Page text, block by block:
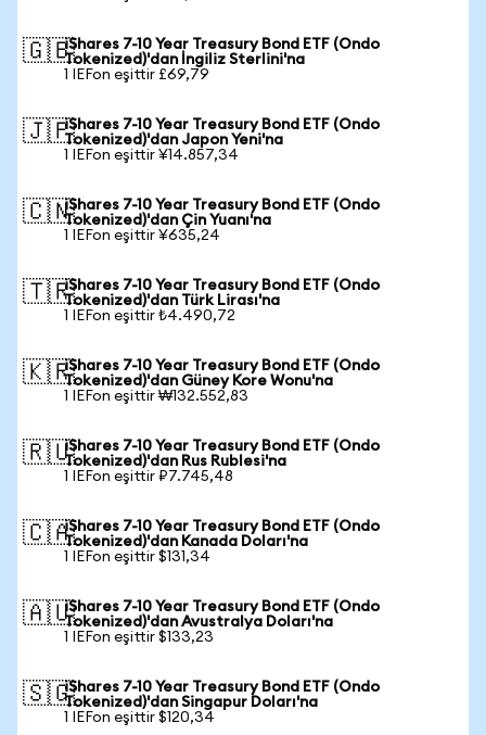
🇬🇧iShares 7-10 Year Treasury Bond ETF (Ondo
Tokenized)'dan İngiliz Sterlini'na
1 IEFon eşittir £69,79
🇯🇵iShares 7-10 Year Treasury Bond ETF (Ondo
Tokenized)'dan Japon Yeni'na
1 IEFon eşittir ¥14.857,34
🇨🇳iShares 7-10 Year Treasury Bond ETF (Ondo
Tokenized)'dan Çin Yuanı'na
1 IEFon eşittir ¥635,24
🇹🇷iShares 7-10 Year Treasury Bond ETF (Ondo
Tokenized)'dan Türk Lirası'na
1 IEFon eşittir ₺4.490,72
🇰🇷iShares 7-10 Year Treasury Bond ETF (Ondo
Tokenized)'dan Güney Kore Wonu'na
1 IEFon eşittir ₩132.552,83
🇷🇺iShares 7-10 Year Treasury Bond ETF (Ondo
Tokenized)'dan Rus Rublesi'na
1 IEFon eşittir ₽7.745,48
🇨🇦iShares 7-10 Year Treasury Bond ETF (Ondo
Tokenized)'dan Kanada Doları'na
1 IEFon eşittir $131,34
🇦🇺iShares 7-10 Year Treasury Bond ETF (Ondo
Tokenized)'dan Avustralya Doları'na
1 IEFon eşittir $133,23
🇸🇬iShares 7-10 Year Treasury Bond ETF (Ondo
Tokenized)'dan Singapur Doları'na
1 IEFon eşittir $120,34